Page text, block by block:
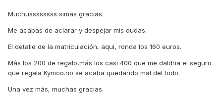
Muchussssssss simas gracias.
Me acabas de aclarar y despejar mis dudas.
El detalle de la matriculación, aquí, ronda los 160 euros.
Más los 200 de regalo,más los casi 400 que me daldria el seguro
que regala Kymco.no se acaba quedando mal del todo.
Una vez más, muchas gracias.